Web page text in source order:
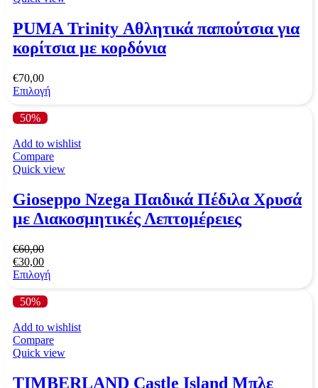
PUMA Trinity Αθλητικά παπούτσια για
κορίτσια με κορδόνια
€70,00
Επιλογή
50%
Add to wishlist
Compare
Quick view
Gioseppo Nzega Παιδικά Πέδιλα Χρυσά
με Διακοσμητικές Λεπτομέρειες
€60,00
€30,00
Επιλογή
50%
Add to wishlist
Compare
Quick view
TIMBERLAND Castle Island Μπλε